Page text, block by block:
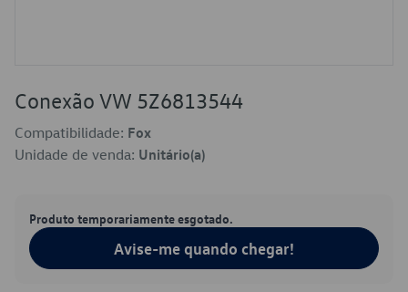
Conexão VW 5Z6813544
Compatibilidade: Fox
Unidade de venda: Unitário(a)
Produto temporariamente esgotado.
Avise-me quando chegar!